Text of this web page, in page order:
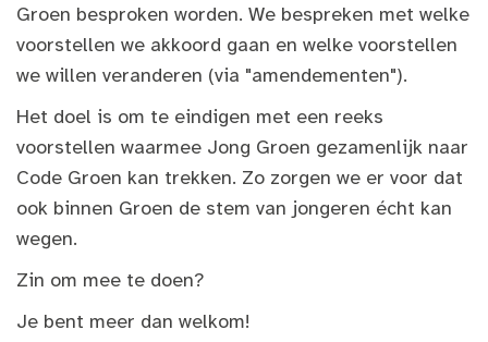
Groen besproken worden. We bespreken met welke
voorstellen we akkoord gaan en welke voorstellen
we willen veranderen (via "amendementen").
Het doel is om te eindigen met een reeks
voorstellen waarmee Jong Groen gezamenlijk naar
Code Groen kan trekken. Zo zorgen we er voor dat
ook binnen Groen de stem van jongeren écht kan
wegen.
Zin om mee te doen?
Je bent meer dan welkom!